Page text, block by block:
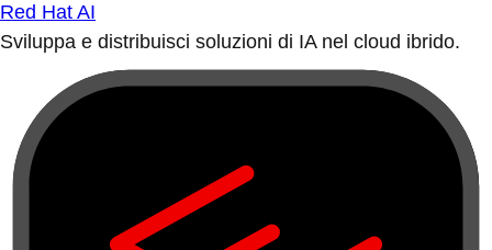
Red Hat AI
Sviluppa e distribuisci soluzioni di IA nel cloud ibrido.